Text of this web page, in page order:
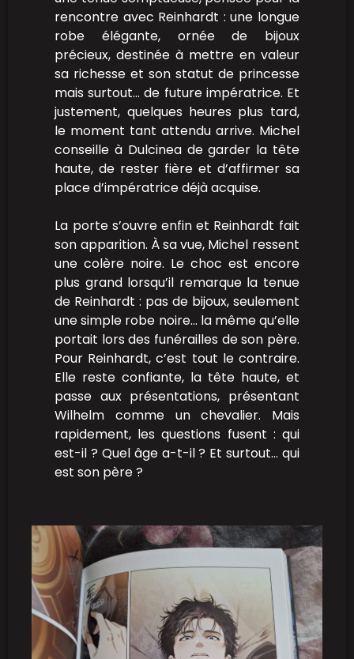
rencontre avec Reinhardt : une longue
robe élégante, ornée de bijoux
précieux, destinée à mettre en valeur
sa richesse et son statut de princesse
mais surtout… de future impératrice. Et
justement, quelques heures plus tard,
le moment tant attendu arrive. Michel
conseille à Dulcinea de garder la tête
haute, de rester fière et d’affirmer sa
place d’impératrice déjà acquise.
La porte s’ouvre enfin et Reinhardt fait
son apparition. À sa vue, Michel ressent
une colère noire. Le choc est encore
plus grand lorsqu’il remarque la tenue
de Reinhardt : pas de bijoux, seulement
une simple robe noire… la même qu’elle
portait lors des funérailles de son père.
Pour Reinhardt, c’est tout le contraire.
Elle reste confiante, la tête haute, et
passe aux présentations, présentant
Wilhelm comme un chevalier. Mais
rapidement, les questions fusent : qui
est-il ? Quel âge a-t-il ? Et surtout… qui
est son père ?